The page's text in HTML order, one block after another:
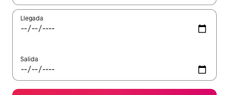
Llegada
Salida